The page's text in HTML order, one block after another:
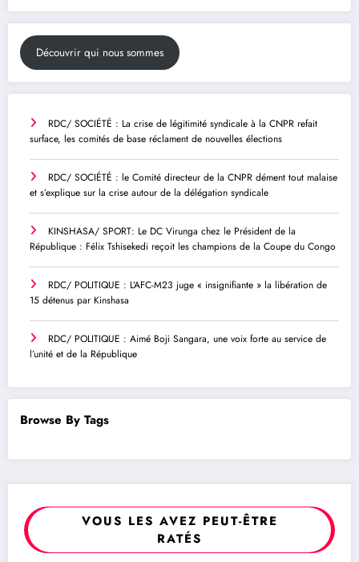
Découvrir qui nous sommes
RDC/ SOCIÉTÉ : La crise de légitimité syndicale à la CNPR refait
surface, les comités de base réclament de nouvelles élections
RDC/ SOCIÉTÉ : le Comité directeur de la CNPR dément tout malaise
et s’explique sur la crise autour de la délégation syndicale
KINSHASA/ SPORT: Le DC Virunga chez le Président de la
République : Félix Tshisekedi reçoit les champions de la Coupe du Congo
RDC/ POLITIQUE : L’AFC-M23 juge « insignifiante » la libération de
15 détenus par Kinshasa
RDC/ POLITIQUE : Aimé Boji Sangara, une voix forte au service de
l’unité et de la République
Browse By Tags
VOUS LES AVEZ PEUT-ÊTRE
RATÉS